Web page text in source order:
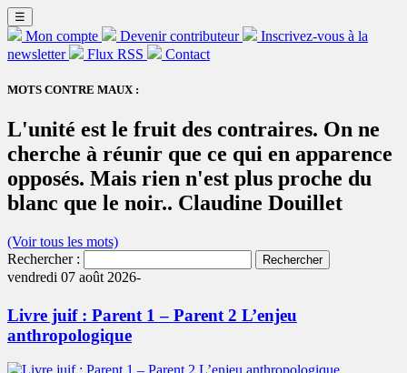
☰
Mon compte Devenir contributeur
Inscrivez-vous à la
newsletter
Flux RSS Contact
MOTS CONTRE MAUX :
L'unité est le fruit des contraires. On ne
cherche à réunir que ce qui en apparence
opposés. Mais rien n'est plus proche du
blanc que le noir.. Claudine Douillet
(Voir tous les mots)
Rechercher :
vendredi 07 août 2026-
Livre juif : Parent 1 – Parent 2 L’enjeu
anthropologique